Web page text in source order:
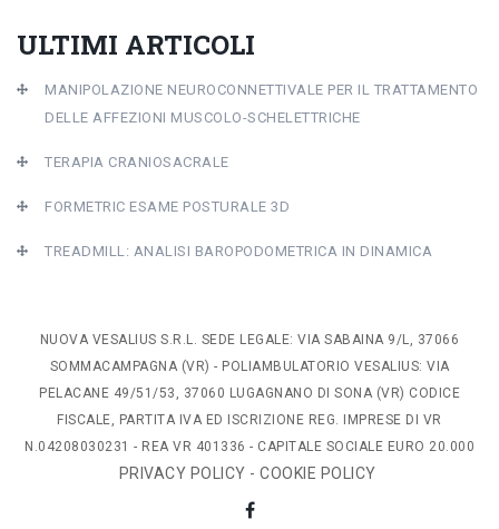
ULTIMI ARTICOLI
MANIPOLAZIONE NEUROCONNETTIVALE PER IL TRATTAMENTO
DELLE AFFEZIONI MUSCOLO-SCHELETTRICHE
TERAPIA CRANIOSACRALE
FORMETRIC ESAME POSTURALE 3D
TREADMILL: ANALISI BAROPODOMETRICA IN DINAMICA
NUOVA VESALIUS S.R.L. SEDE LEGALE: VIA SABAINA 9/L, 37066
SOMMACAMPAGNA (VR) - POLIAMBULATORIO VESALIUS: VIA
PELACANE 49/51/53, 37060 LUGAGNANO DI SONA (VR) CODICE
FISCALE, PARTITA IVA ED ISCRIZIONE REG. IMPRESE DI VR
N.04208030231 - REA VR 401336 - CAPITALE SOCIALE EURO 20.000
PRIVACY POLICY -COOKIE POLICY